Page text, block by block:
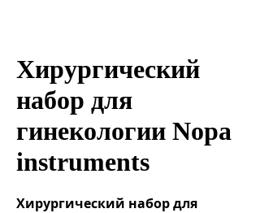
Хирургический
набор для
гинекологии Nopa
instruments
Хирургический набор для